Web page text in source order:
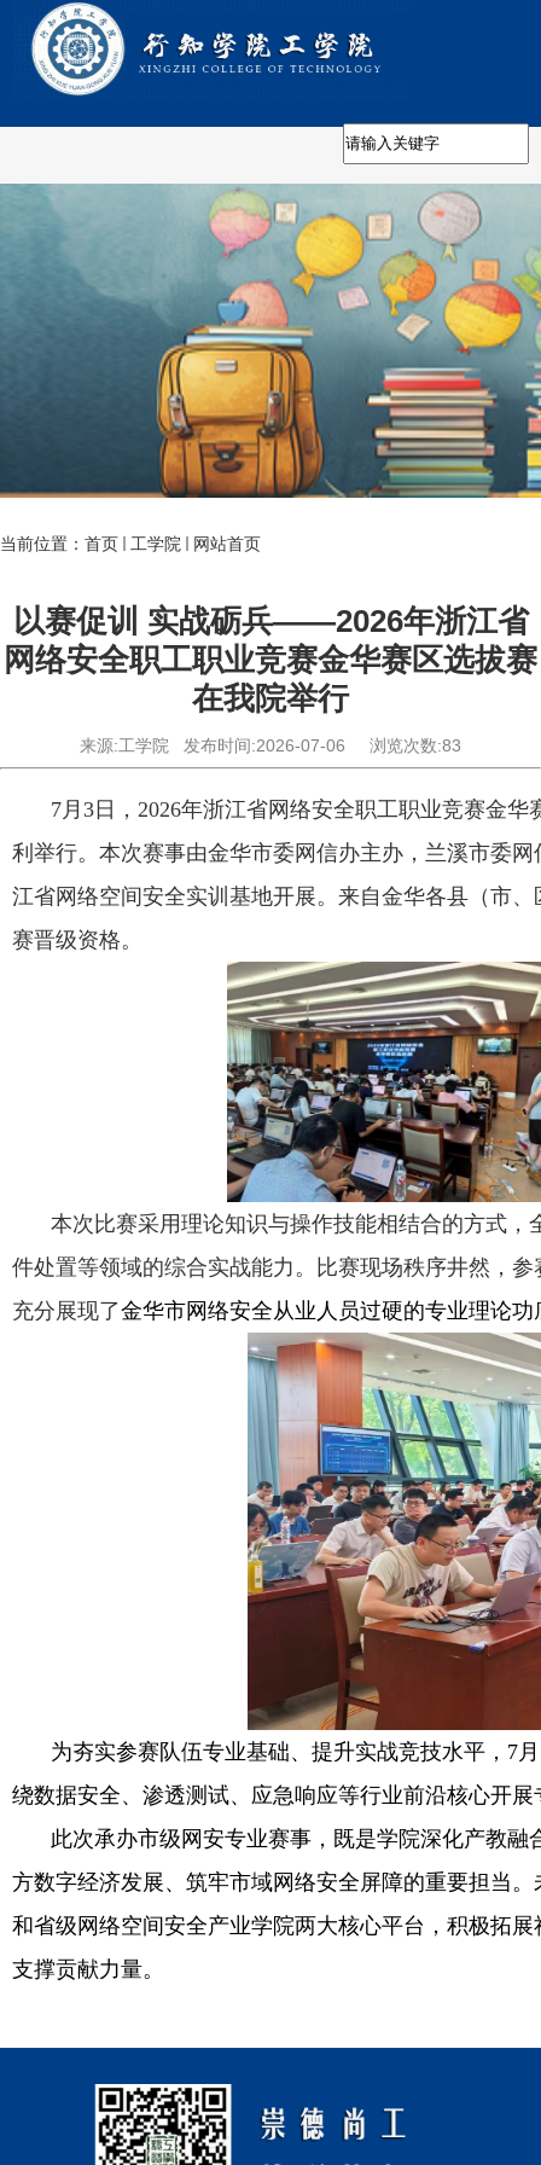
当前位置： 首页 工学院 网站首页
以赛促训 实战砺兵——2026年浙江省
网络安全职工职业竞赛金华赛区选拔赛
在我院举行
来源:工学院 发布时间:2026-07-06 浏览次数:83
7 月3日， 2026年浙江省网络安全职工职业竞赛金
利举行。本次赛事由金华市委网信办主办，兰溪市委
江省网络空间安全实训基地开展。来自金华各县（市
赛晋级资格。
本次比赛采用理论知识与操作技能相结合的方式
件处置等领域的综合实战能力。比赛现场秩序井然，
充分展现了金华市网络安全从业人员过硬的专业理论
为夯实参赛队伍专业基础、提升实战竞技水平， 7 月
绕数据安全、渗透测试、应急响应等行业前沿核心开
此次承办市级网安专业赛事，既是学院深化产教
方数字经济发展、筑牢市域网络安全屏障的重要担当
和省级网络空间安全产业学院两大核心平台，积极拓
支撑贡献力量。